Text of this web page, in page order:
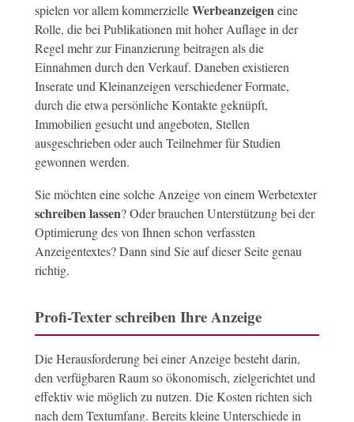
spielen vor allem kommerzielleWerbeanzeigen eine
Rolle, die bei Publikationen mit hoher Auflage in der
Regel mehr zur Finanzierung beitragen als die
Einnahmen durch den Verkauf. Daneben existieren
Inserate und Kleinanzeigen verschiedener Formate,
durch die etwa persönliche Kontakte geknüpft,
Immobilien gesucht und angeboten, Stellen
ausgeschrieben oder auch Teilnehmer für Studien
gewonnen werden.
Sie möchten eine solche Anzeige von einem Werbetexter
schreiben lassen? Oder brauchen Unterstützung bei der
Optimierung des von Ihnen schon verfassten
Anzeigentextes? Dann sind Sie auf dieser Seite genau
richtig.
Profi-Texter schreiben Ihre Anzeige
Die Herausforderung bei einer Anzeige besteht darin,
den verfügbaren Raum so ökonomisch, zielgerichtet und
effektiv wie möglich zu nutzen. Die Kosten richten sich
nach dem Textumfang. Bereits kleine Unterschiede in